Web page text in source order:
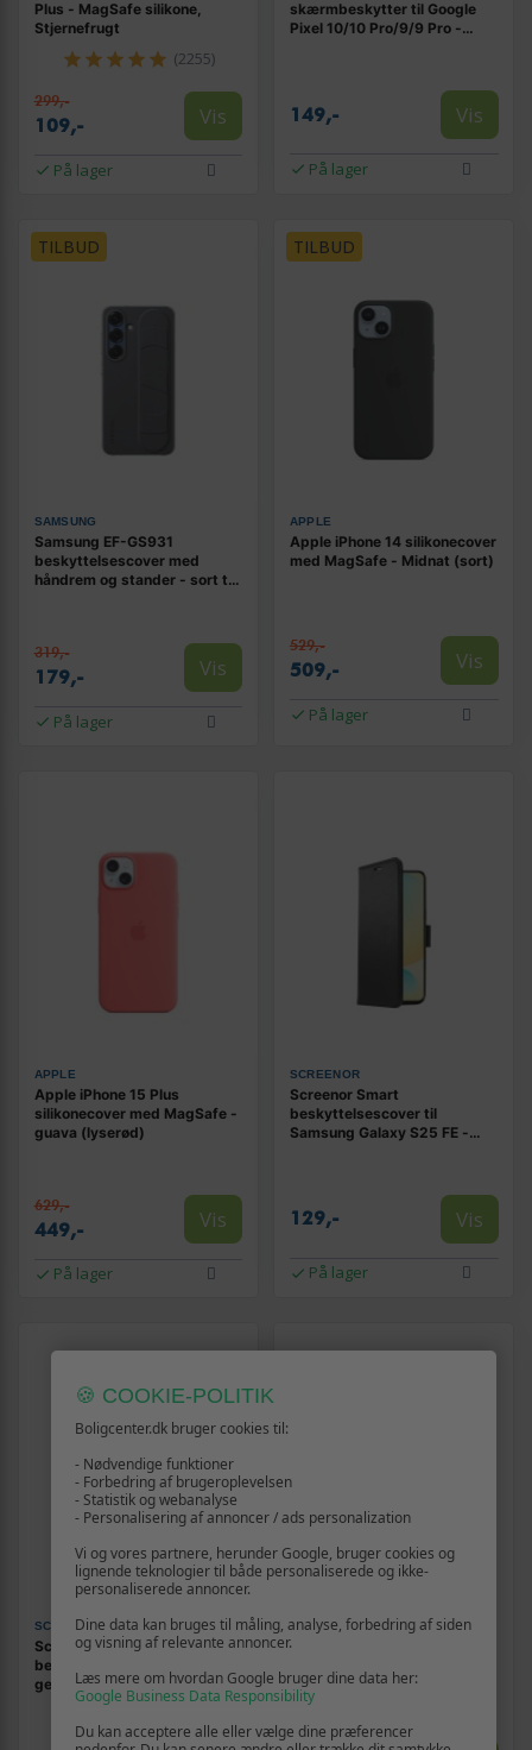
Plus - MagSafe silikone,
Stjernefrugt
(2255)
299,-
109,- Vis
På lager
skærmbeskytter til Google
Pixel 10/10 Pro/9/9 Pro -
149,- Vis
På lager
TILBUD
SAMSUNG
Samsung EF-GS931
beskyttelsescover med
håndrem og stander - sort til
319,-
179,- Vis
På lager
TILBUD
APPLE
Apple iPhone 14 silikonecover
med MagSafe - Midnat (sort)
529,-
509,- Vis
På lager
APPLE
Apple iPhone 15 Plus
silikonecover med MagSafe -
guava (lyserød)
629,-
449,- Vis
På lager
SCREENOR
Screenor Smart
beskyttelsescover til
Samsung Galaxy S25 FE -
129,- Vis
På lager
SCREENOR
Screenor Bumper
beskyttelsescover -
gennemsigtig til Samsung
Galaxy XCover7 Pro
SAMSUNG
Samsung GP-FWA566AEA
🍪 COOKIE-POLITIK
Boligcenter.dk bruger cookies til:
- Nødvendige funktioner
- Forbedring af brugeroplevelsen
- Statistik og webanalyse
- Personalisering af annoncer / ads personalization
Vi og vores partnere, herunder Google, bruger cookies og
lignende teknologier til både personaliserede og ikke-
personaliserede annoncer.
Dine data kan bruges til måling, analyse, forbedring af siden
og visning af relevante annoncer.
Læs mere om hvordan Google bruger dine data her:
Google Business Data Responsibility
Du kan acceptere alle eller vælge dine præferencer